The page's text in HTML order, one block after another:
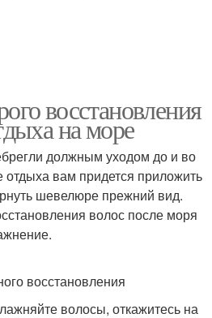
восстановления
на море
должным уходом до и во
отдыха вам придется приложить
шевелюре прежний вид.
волос после моря
восстановления
волосы, откажитесь на